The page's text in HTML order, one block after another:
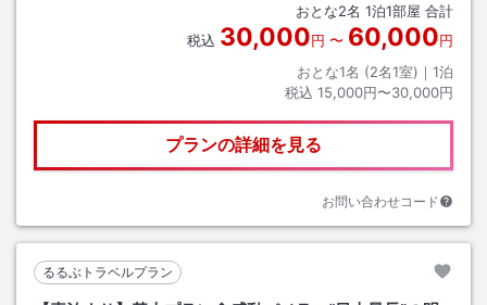
おとな2名 1泊1部屋 合計
税込 30,000円 〜 60,000円
おとな1名 (2名1室)｜ 1泊
税込 15,000円〜30,000円
プランの詳細を見る
お問い合わせコード
るるぶトラベルプラン